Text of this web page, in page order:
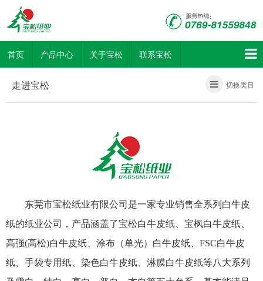
首页 产品中心 关于宝松 联系宝松
走进宝松 切换类目
东莞市宝松纸业有限公司是一家专业销售全系列白牛皮
纸的纸业公司，产品涵盖了宝松白牛皮纸、宝枫白牛皮纸、
高强(高松)白牛皮纸、涂布（单光）白牛皮纸、FSC白牛皮
纸、手袋专用纸、染色白牛皮纸、淋膜白牛皮纸等八大系列